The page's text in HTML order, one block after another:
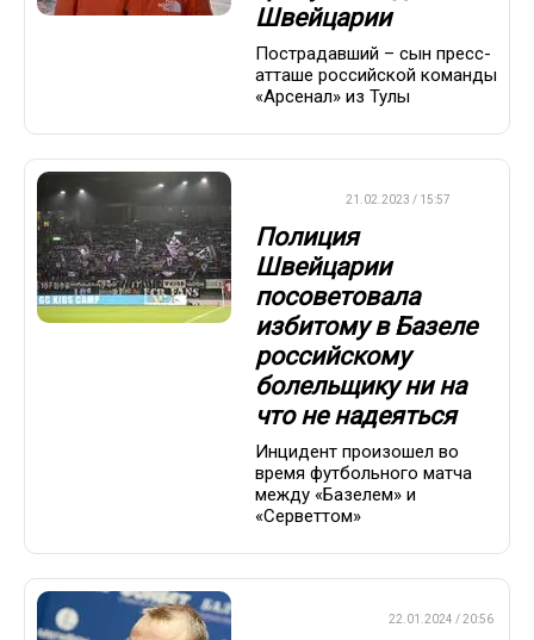
Швейцарии
Пострадавший – сын пресс-
атташе российской команды
«Арсенал» из Тулы
21.02.2023 / 15:57
Полиция
Швейцарии
посоветовала
избитому в Базеле
российскому
болельщику ни на
что не надеяться
Инцидент произошел во
время футбольного матча
между «Базелем» и
«Серветтом»
22.01.2024 / 20:56